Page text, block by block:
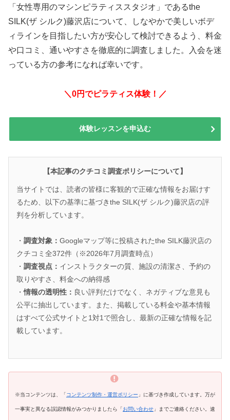
「女性専用のマシンピラティススタジオ」であるthe
SILK(ザ シルク)藤沢店について、しなやかで美しいボデ
ィラインを目指したい方が安心して検討できるよう、料金
や口コミ、通いやすさを徹底的に調査しました。入会を迷
っている方の参考になれば幸いです。
＼0円でピラティス体験！／
体験レッスンを申込む
【本記事のクチコミ調査ポリシーについて】
当サイトでは、読者の皆様に客観的で正確な情報をお届けす
るため、以下の基準に基づきthe SILK(ザ シルク)藤沢店の評
判を分析しています。
・ 調査対象： Googleマップ等に投稿されたthe SILK藤沢店の
クチコミ全372件（※2026年7月調査時点）
・ 調査視点： インストラクターの質、施設の清潔さ、予約の
取りやすさ、料金への納得感
・情報の透明性： 良い評判だけでなく、ネガティブな意見も
公平に抽出しています。また、掲載している料金や基本情報
はすべて公式サイトと1対1で照合し、最新の正確な情報を記
載しています。
※当コンテンツは、「 コンテンツ制作・運営ポリシー 」に基づき作成しています。万が
一事実と異なる誤認情報がみつかりましたら「 お問い合わせ 」までご連絡ください。速